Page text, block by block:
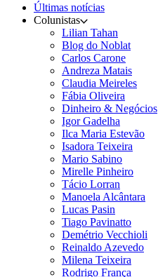
Últimas notícias
Colunistas
Lilian Tahan
Blog do Noblat
Carlos Carone
Andreza Matais
Claudia Meireles
Fábia Oliveira
Dinheiro & Negócios
Igor Gadelha
Ilca Maria Estevão
Isadora Teixeira
Mario Sabino
Mirelle Pinheiro
Tácio Lorran
Manoela Alcântara
Lucas Pasin
Tiago Pavinatto
Demétrio Vecchioli
Reinaldo Azevedo
Milena Teixeira
Rodrigo França